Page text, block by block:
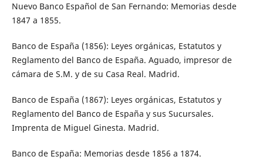
Nuevo Banco Español de San Fernando: Memorias desde
1847 a 1855.
Banco de España (1856): Leyes orgánicas, Estatutos y
Reglamento del Banco de España. Aguado, impresor de
cámara de S.M. y de su Casa Real. Madrid.
Banco de España (1867): Leyes orgánicas, Estatutos y
Reglamento del Banco de España y sus Sucursales.
Imprenta de Miguel Ginesta. Madrid.
Banco de España: Memorias desde 1856 a 1874.